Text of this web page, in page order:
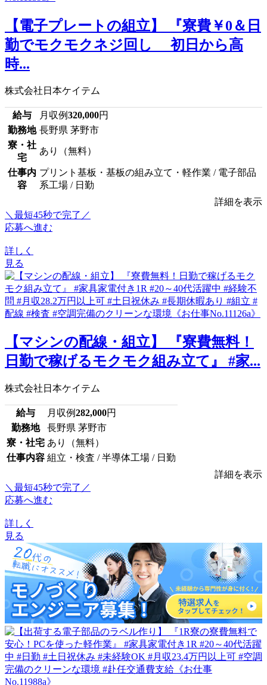
【電子プレートの組立】 『寮費￥0＆日
勤でモクモクネジ回し 初日から高
時...
株式会社日本ケイテム
給与 月収例320,000円
勤務地 長野県 茅野市
寮・社
宅
あり（無料）
仕事内
容
プリント基板・基板の組み立て・軽作業 / 電子部品
系工場 / 日勤
詳細を表示
＼最短45秒で完了／
応募へ進む
詳しく
見る
【マシンの配線・組立】 『寮費無料！
日勤で稼げるモクモク組み立て』 #家...
株式会社日本ケイテム
給与 月収例282,000円
勤務地
長野県 茅野市
寮・社宅 あり（無料）
仕事内容 組立・検査 / 半導体工場 / 日勤
詳細を表示
＼最短45秒で完了／
応募へ進む
詳しく
見る